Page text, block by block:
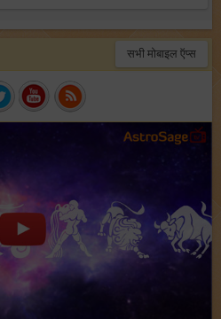
सभी मोबाइल ऍप्स